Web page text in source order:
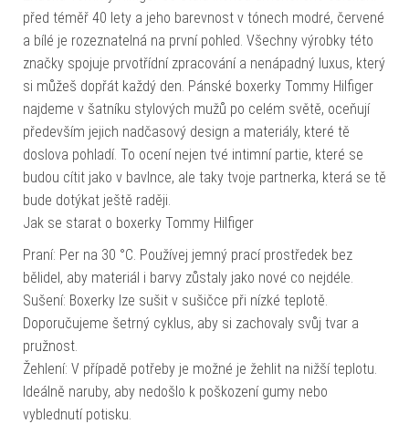
před téměř 40 lety a jeho barevnost v tónech modré, červené
a bílé je rozeznatelná na první pohled. Všechny výrobky této
značky spojuje prvotřídní zpracování a nenápadný luxus, který
si můžeš dopřát každý den. Pánské boxerky Tommy Hilfiger
najdeme v šatníku stylových mužů po celém světě, oceňují
především jejich nadčasový design a materiály, které tě
doslova pohladí. To ocení nejen tvé intimní partie, které se
budou cítit jako v bavlnce, ale taky tvoje partnerka, která se tě
bude dotýkat ještě raději.
Jak se starat o boxerky Tommy Hilfiger
Praní: Per na 30 °C. Používej jemný prací prostředek bez
bělidel, aby materiál i barvy zůstaly jako nové co nejdéle.
Sušení: Boxerky lze sušit v sušičce při nízké teplotě.
Doporučujeme šetrný cyklus, aby si zachovaly svůj tvar a
pružnost.
Žehlení: V případě potřeby je možné je žehlit na nižší teplotu.
Ideálně naruby, aby nedošlo k poškození gumy nebo
vyblednutí potisku.